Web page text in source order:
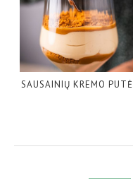
SAUSAINIŲ KREMO